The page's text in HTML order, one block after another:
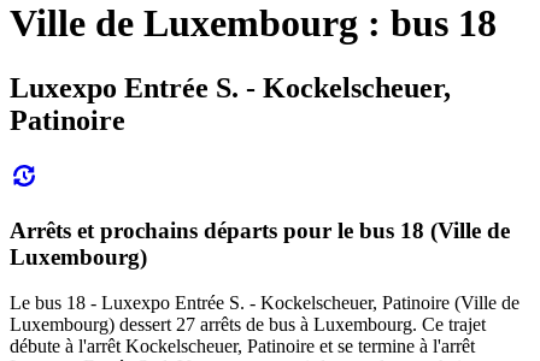
Ville de Luxembourg : bus 18
Luxexpo Entrée S. - Kockelscheuer,
Patinoire
Arrêts et prochains départs pour le bus 18 (Ville de
Luxembourg)
Le bus 18 - Luxexpo Entrée S. - Kockelscheuer, Patinoire (Ville de
Luxembourg) dessert 27 arrêts de bus à Luxembourg. Ce trajet
débute à l'arrêt Kockelscheuer, Patinoire et se termine à l'arrêt